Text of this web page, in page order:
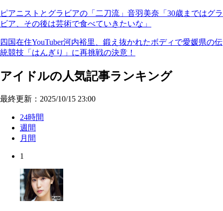
ピアニストとグラビアの「二刀流」音羽美奈「30歳まではグラ
ビア、その後は芸術で食べていきたいな」
四国在住YouTuber河内裕里、鍛え抜かれたボディで愛媛県の伝
統競技「はんぎり」に再挑戦の決意！
アイドルの人気記事ランキング
最終更新：2025/10/15 23:00
24時間
週間
月間
1